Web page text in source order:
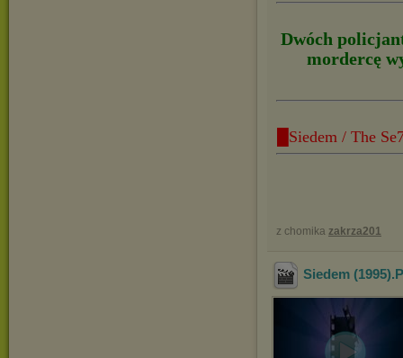
Dwóch
mordercę
█Siedem / The
z chomika zakrza201
Siedem